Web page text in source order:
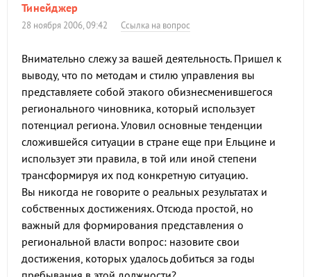
Тинейджер
28 ноября 2006, 09:42 Ссылка на вопрос
Внимательно слежу за вашей деятельность. Пришел к
выводу, что по методам и стилю управления вы
представляете собой этакого обизнесменившегося
регионального чиновника, который использует
потенциал региона. Уловил основные тенденции
сложившейся ситуации в стране еще при Ельцине и
использует эти правила, в той или иной степени
трансформируя их под конкретную ситуацию.
Вы никогда не говорите о реальных результатах и
собственных достижениях. Отсюда простой, но
важный для формирования представления о
региональной власти вопрос: назовите свои
достижения, которых удалось добиться за годы